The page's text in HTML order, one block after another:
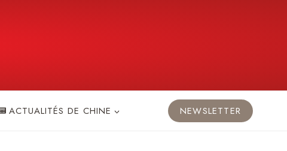
ACTUALITÉS DE CHINE NEWSLETTER